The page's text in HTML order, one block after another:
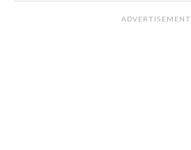
ADVERTISEMENT